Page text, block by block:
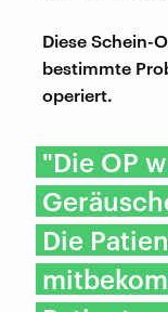
Diese Schein-
bestimmte
operiert.
"Die OP
Die